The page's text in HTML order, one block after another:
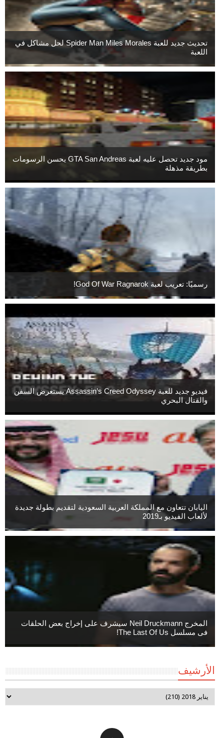
تحديث جديد للعبة Spider Man Miles Morales لحل مشاكل في
اللعبة
مود جديد تحصل عليه لعبة GTA San Andreas يحسن الرسومات
بطريقة مذهلة
رسميًا: تعريب لعبة God Of War Ragnarok!
فيديو جديد للعبة Assassin’s Creed Odyssey يستعرض السفن
والقتال البحري
اليابان تتعاون مع المملكة العربية السعودية لتقديم بطولة جديدة
لألعاب الفيديو بـ2019
المخرج Neil Druckmann سيشرف على إخراج بعض الحلقات
فى مسلسل The Last Of Us!
الأرشيف